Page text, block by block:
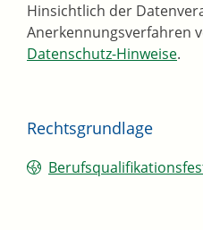
Hinsichtlich der
Anerkennungsverfahren
Datenschutz-Hinweise.
Rechtsgrundlage